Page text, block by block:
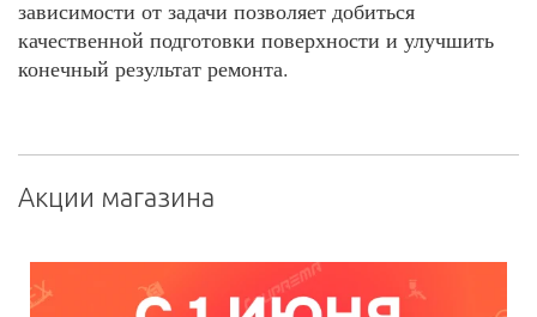
зависимости от задачи позволяет добиться
качественной подготовки поверхности и улучшить
конечный результат ремонта.
Акции магазина